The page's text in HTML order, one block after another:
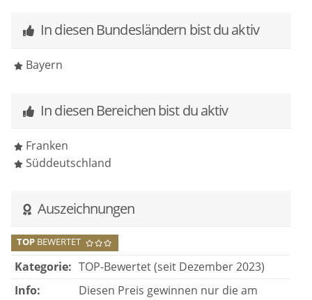
Wir können eine ganz große Empfehlung
aussprechen!!
In diesen Bundesländern bist du aktiv
Bayern
In diesen Bereichen bist du aktiv
Franken
Süddeutschland
Auszeichnungen
TOP BEWERTET
Kategorie: TOP-Bewertet (seit Dezember 2023)
Info:
Diesen Preis gewinnen nur die am